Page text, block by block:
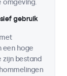
omgeving.
gebruik
een hoge
zijn bestand